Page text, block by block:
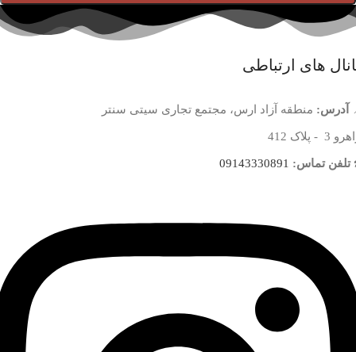
های ارتباطی
آدرس: منطقه آزاد ارس، مجتمع تجاری سیتی سنتر
3 - پلاک 412
تلفن تماس: 09143330891